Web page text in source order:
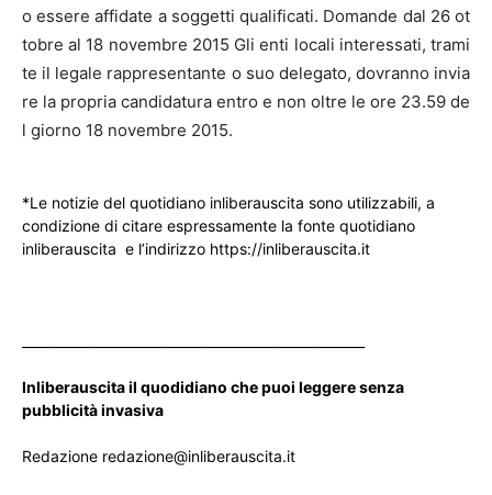
o essere affidate a soggetti qualificati. Domande dal 26 ot
tobre al 18 novembre 2015 Gli enti locali interessati, trami
te il legale rappresentante o suo delegato, dovranno invia
re la propria candidatura entro e non oltre le ore 23.59 de
l giorno 18 novembre 2015.
*Le notizie del quotidiano inliberauscita sono utilizzabili, a
condizione di citare espressamente la fonte quotidiano
inliberauscita e l’indirizzo https://inliberauscita.it
Inliberauscita il quodidiano che puoi leggere senza
pubblicità invasiva
Redazione redazione@inliberauscita.it